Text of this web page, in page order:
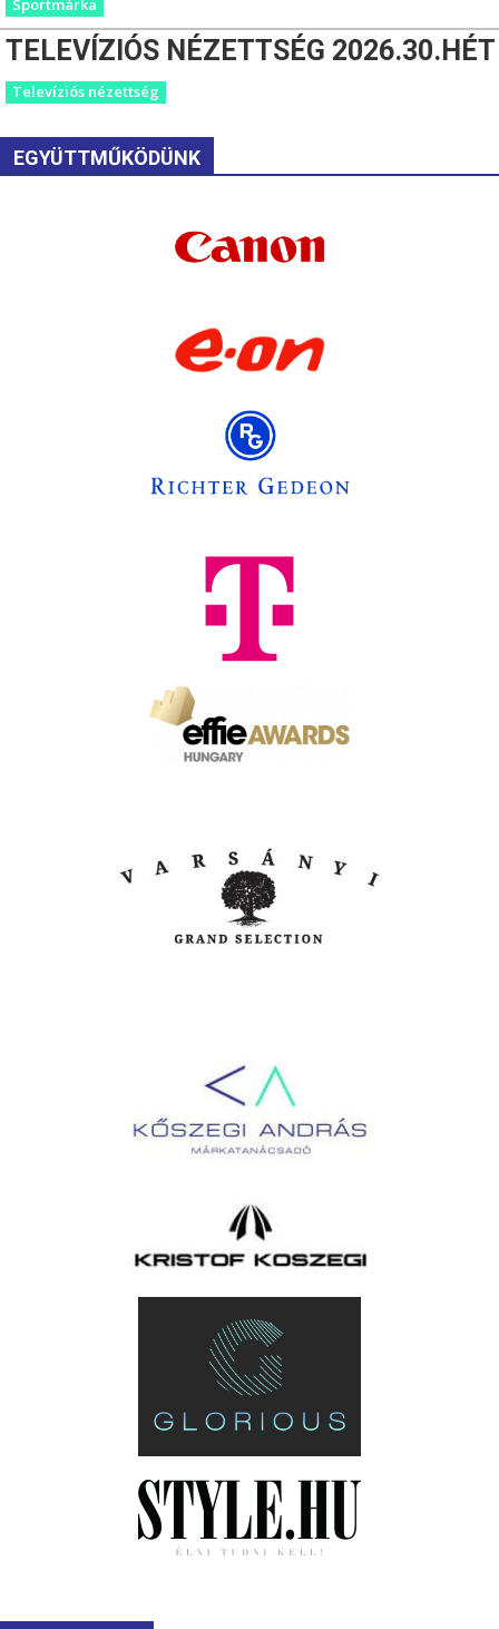
Sportmárka
TELEVÍZIÓS NÉZETTSÉG 2026.30.HÉT
Televíziós nézettség
EGYÜTTMŰKÖDÜNK